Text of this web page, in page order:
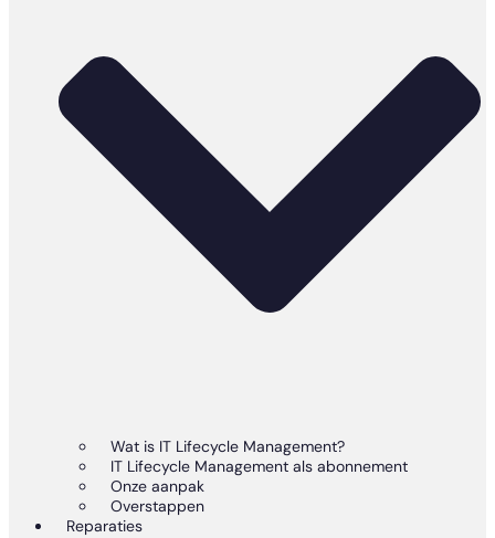
Wat is IT Lifecycle Management?
IT Lifecycle Management als abonnement
Onze aanpak
Overstappen
Reparaties